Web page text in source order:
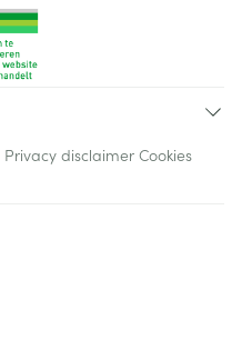
Privacy disclaimer Cookies